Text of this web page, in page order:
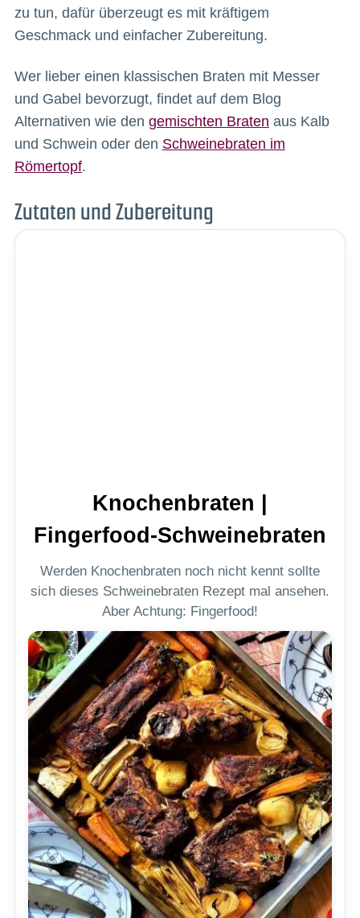
zu tun, dafür überzeugt es mit kräftigem
Geschmack und einfacher Zubereitung.
Wer lieber einen klassischen Braten mit Messer
und Gabel bevorzugt, findet auf dem Blog
Alternativen wie den gemischten Braten aus Kalb
und Schwein oder den Schweinebraten im
Römertopf.
Zutaten und Zubereitung
Knochenbraten |
Fingerfood-Schweinebraten
Werden Knochenbraten noch nicht kennt sollte
sich dieses Schweinebraten Rezept mal ansehen.
Aber Achtung: Fingerfood!